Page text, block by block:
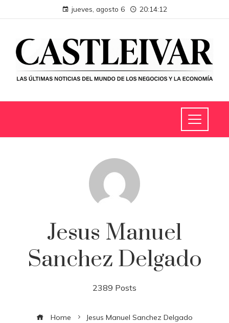
jueves, agosto 6 20:14:13
Jesus Manuel
Sanchez Delgado
2389 Posts
Home Jesus Manuel Sanchez Delgado